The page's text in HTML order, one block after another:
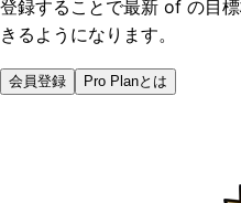
登録することで最新 of の目
きるようになります。
会員登録 Pro Planとは